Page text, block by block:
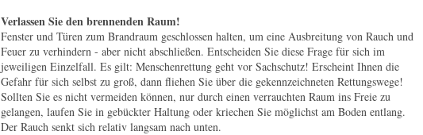
Verlassen Sie den brennenden Raum!
Fenster und Türen zum Brandraum geschlossen halten, um eine Ausbreitung von Rauch und
Feuer zu verhindern - aber nicht abschließen. Entscheiden Sie diese Frage für sich im
jeweiligen Einzelfall. Es gilt: Menschenrettung geht vor Sachschutz! Erscheint Ihnen die
Gefahr für sich selbst zu groß, dann fliehen Sie über die gekennzeichneten Rettungswege!
Sollten Sie es nicht vermeiden können, nur durch einen verrauchten Raum ins Freie zu
gelangen, laufen Sie in gebückter Haltung oder kriechen Sie möglichst am Boden entlang.
Der Rauch senkt sich relativ langsam nach unten.